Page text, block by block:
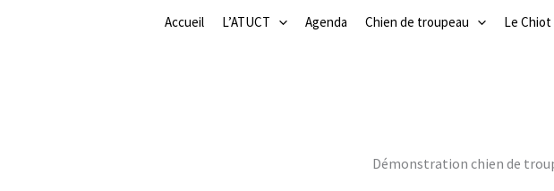
Accueil L’ATUCT Agenda Chien de troupeau Le Chiot
Démonstration chien de